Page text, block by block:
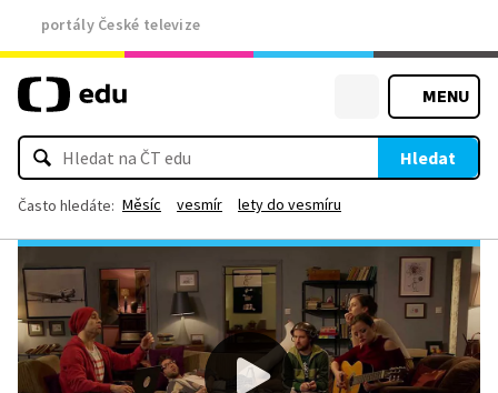
portály České televize
MENU
Hledat
Často hledáte: Měsíc vesmír lety do vesmíru